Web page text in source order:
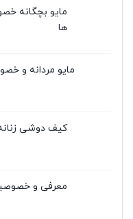
مایو بچگانه
ها
مایو مردانه و
کیف دوشی
معرفی و